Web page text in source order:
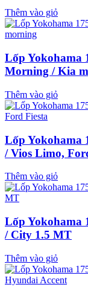
Thêm vào giỏ
Lốp Yokohama
Morning / Kia
Thêm vào giỏ
Lốp Yokohama
/ Vios Limo,
Thêm vào giỏ
Lốp Yokohama
/ City 1.5 MT
Thêm vào giỏ